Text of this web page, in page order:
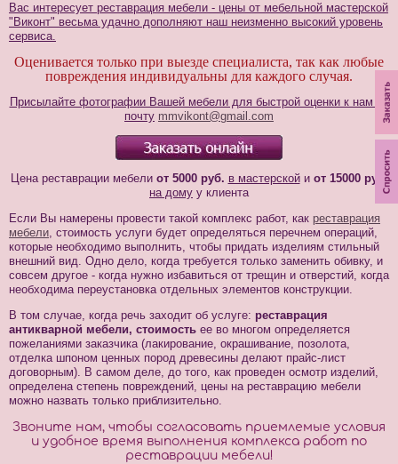
Вас интересует реставрация мебели - цены от мебельной мастерской
"Виконт" весьма удачно дополняют наш неизменно высокий уровень
сервиса.
Оценивается только при выезде специалиста, так как любые
повреждения индивидуальны для каждого случая.
Присылайте фотографии Вашей мебели для быстрой оценки к нам на
почту mmvikont@gmail.com
Цена реставрации мебели от 5000 руб. в мастерскойи от 15000 руб.
на дому у клиента
Если Вы намерены провести такой комплекс работ, как реставрация
мебели, стоимость услуги будет определяться перечнем операций,
которые необходимо выполнить, чтобы придать изделиям стильный
внешний вид. Одно дело, когда требуется только заменить обивку, и
совсем другое - когда нужно избавиться от трещин и отверстий, когда
необходима переустановка отдельных элементов конструкции.
В том случае, когда речь заходит об услуге: реставрация
антикварной мебели, стоимость ее во многом определяется
пожеланиями заказчика (лакирование, окрашивание, позолота,
отделка шпоном ценных пород древесины делают прайс-лист
договорным). В самом деле, до того, как проведен осмотр изделий,
определена степень повреждений, цены на реставрацию мебели
можно назвать только приблизительно.
Звоните нам, чтобы согласовать приемлемые условия
и удобное время выполнения комплекса работ по
реставрации мебели!